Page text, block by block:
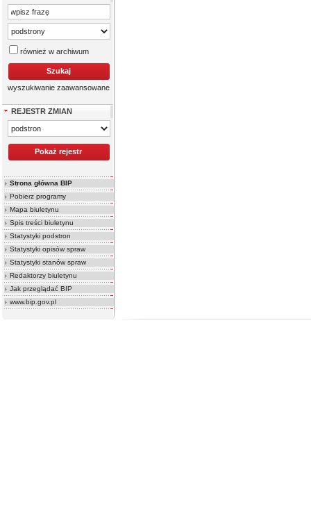
również w archiwum
wyszukiwanie zaawansowane
REJESTR ZMIAN
Strona główna BIP
Pobierz programy
Mapa biuletynu
Spis treści biuletynu
Statystyki podstron
Statystyki opisów spraw
Statystyki stanów spraw
Redaktorzy biuletynu
Jak przeglądać BIP
www.bip.gov.pl